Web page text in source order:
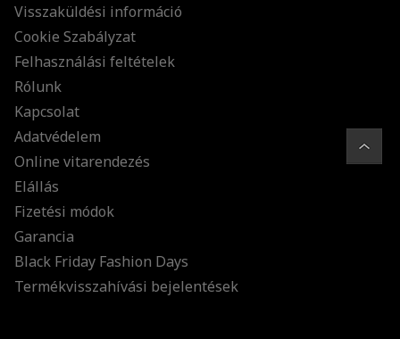
Visszaküldési információ
Cookie Szabályzat
Felhasználási feltételek
Rólunk
Kapcsolat
Adatvédelem
Online vitarendezés
Elállás
Fizetési módok
Garancia
Black Friday Fashion Days
Termékvisszahívási bejelentések